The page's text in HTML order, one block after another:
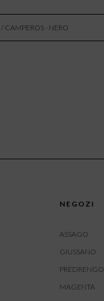
/ CAMPEROS - NERO
NEGOZI
ASSAGO
GIUSSANO
PREDRENGO
MAGENTA